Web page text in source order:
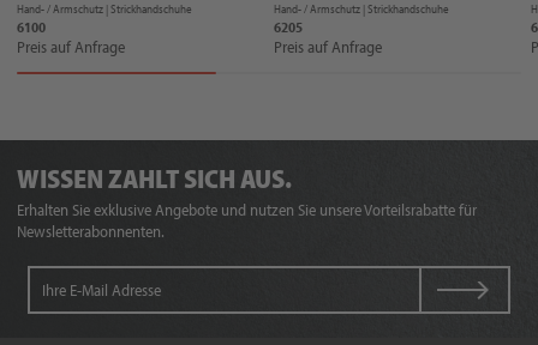
Hand- / Armschutz |Strickhandschuhe
6100
Preis auf Anfrage
Hand- / Armschutz |Strickhandschuhe
6205
Preis auf Anfrage
WISSEN ZAHLT SICH AUS.
Erhalten Sie exklusive Angebote und nutzen Sie unsere Vorteilsrabatte für
Newsletterabonnenten.